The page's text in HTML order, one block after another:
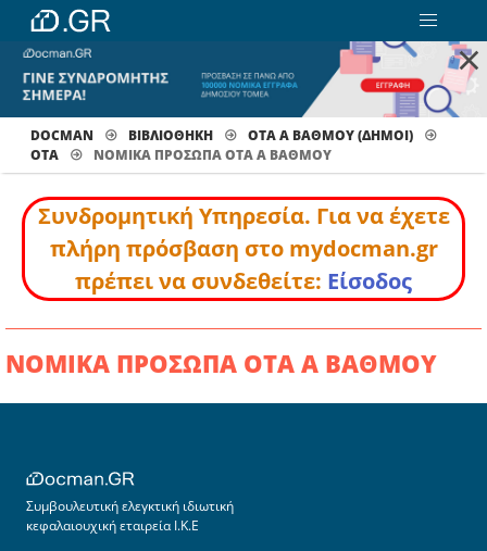
×
DOCMAN ΒΙΒΛΙΟΘΗΚΗ
ΟΤΑ Α ΒΑΘΜΟΥ (ΔΗΜΟΙ)
ΟΤΑ
ΝΟΜΙΚΑ ΠΡΟΣΩΠΑ ΟΤΑ Α ΒΑΘΜΟΥ
Συνδρομητική Υπηρεσία. Για να έχετε
πλήρη πρόσβαση στο mydocman.gr
πρέπει να συνδεθείτε: Είσοδος
ΝΟΜΙΚΑ ΠΡΟΣΩΠΑ ΟΤΑ Α ΒΑΘΜΟΥ
Συμβουλευτική ελεγκτική ιδιωτική
κεφαλαιουχική εταιρεία Ι.Κ.Ε